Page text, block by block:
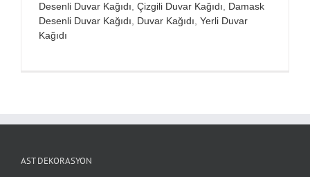
Desenli Duvar Kağıdı Çizgili Duvar Kağıdı
Damask
Desenli Duvar Kağıdı
Duvar Kağıdı Yerli Duvar
Kağıdı
AST DEKORASYON